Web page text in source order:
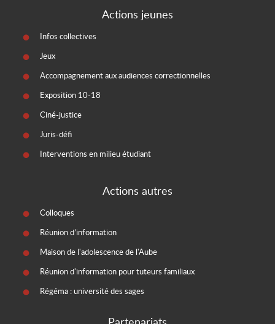
Actions jeunes
Infos collectives
Jeux
Accompagnement aux audiences correctionnelles
Exposition 10-18
Ciné-justice
Juris-défi
Interventions en milieu étudiant
Actions autres
Colloques
Réunion d’information
Maison de l'adolescence de l'Aube
Réunion d'information pour tuteurs familiaux
Régéma : université des sages